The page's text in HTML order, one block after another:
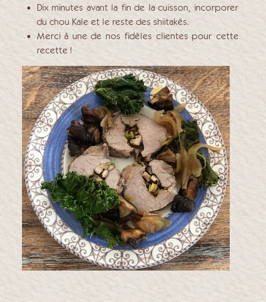
Dix minutes avant la fin de la cuisson, incorporer
du chou Kale et le reste des shiitakés.
Merci à une de nos fidèles clientes pour cette
recette !